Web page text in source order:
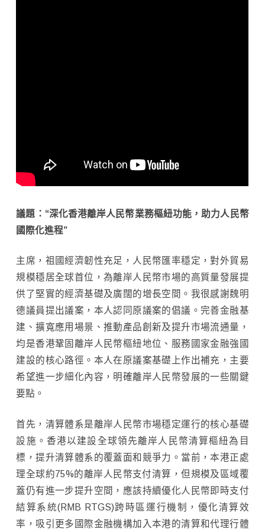
議題：“深化香港離岸人民幣業務樞紐功能，助力人民幣
國際化進程”
主席，祖國經濟韌性充足，人民幣匯率穩定，對外貿易
規模穩居全球首位，為離岸人民幣市場的高質量發展提
供了堅實的經濟基礎及廣闊的增長空間。我很感謝魏明
德議員提出議案，本人認同原議案的倡議。完善金融基
建、擴寬應用場景、推動產品創新及提升市場流通量，
均是香港鞏固離岸人民幣樞紐地位、服務國家金融強國
建設的核心路徑。本人在原議案基礎上作出補充，主要
希望進一步細化內容，明確離岸人民幣發展的一些關鍵
要點。
首先，清算體系是離岸人民幣市場穩定運行的核心基礎
設施。香港以建設全球領先離岸人民幣清算樞紐為目
標，提升清算體系的覆蓋面和競爭力。當前，本港正處
理全球約75%的離岸人民幣支付清算，但規模及區域覆
蓋仍有進一步提升空間，應該持續優化人民幣即時支付
結算系統(RMB RTGS)跨時區運行機制，優化清算效
率，吸引更多國際金融機構加入本港的清算和代理行體